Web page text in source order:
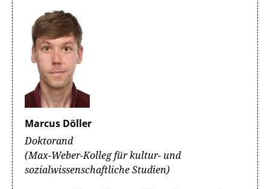
Marcus Döller
Doktorand
(Max-Weber-Kolleg für kultur- und
sozialwissenschaftliche Studien)